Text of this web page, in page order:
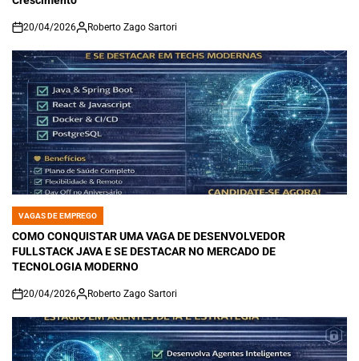
on
20/04/2026 Roberto Zago Sartori
POSTED
IN
VAGAS DE EMPREGO
COMO CONQUISTAR UMA VAGA DE DESENVOLVEDOR
FULLSTACK JAVA E SE DESTACAR NO MERCADO DE
TECNOLOGIA MODERNO
on
20/04/2026 Roberto Zago Sartori